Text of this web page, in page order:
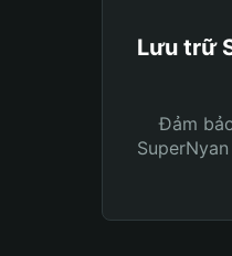
Lưu trữ
Đảm